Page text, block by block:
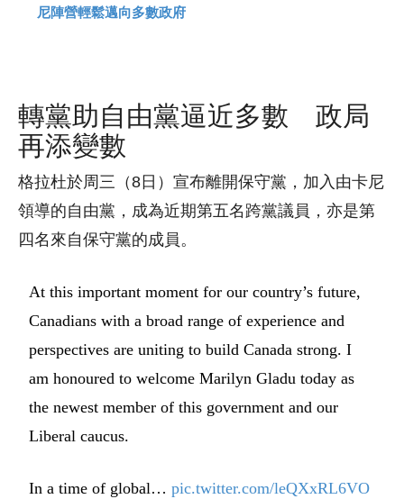
尼陣營輕鬆邁向多數政府
轉黨助自由黨逼近多數 政局
再添變數
格拉杜於周三（8日）宣布離開保守黨，加入由卡尼
領導的自由黨，成為近期第五名跨黨議員，亦是第
四名來自保守黨的成員。
At this important moment for our country’s future,
Canadians with a broad range of experience and
perspectives are uniting to build Canada strong. I
am honoured to welcome Marilyn Gladu today as
the newest member of this government and our
Liberal caucus.
In a time of global…pic.twitter.com/leQXxRL6VO